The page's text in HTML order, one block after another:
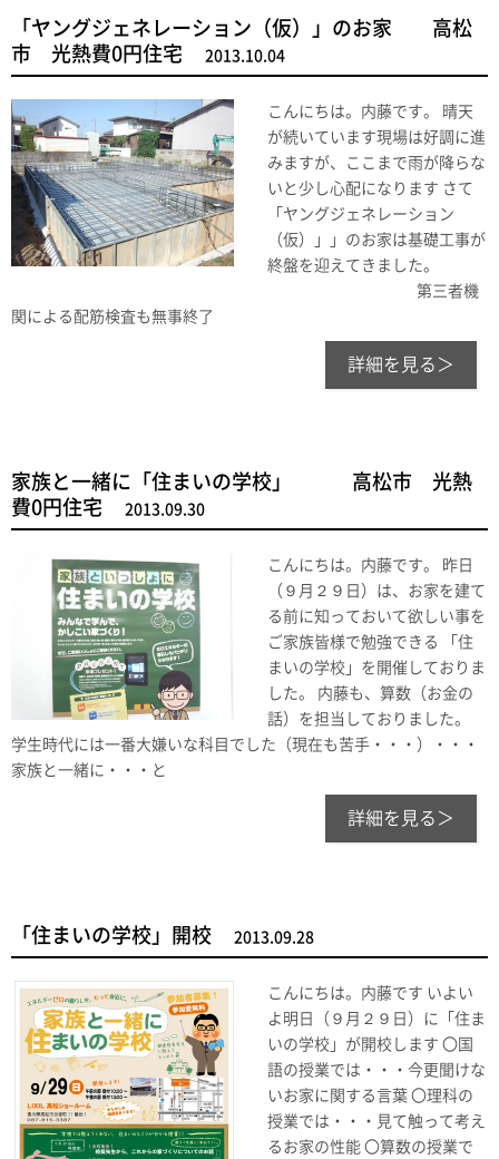
「ヤングジェネレーション（仮）」のお家 高松
市 光熱費0円住宅
2013.10.04
こんにちは。内藤です。 晴天
が続いています現場は好調に進
みますが、ここまで雨が降らな
いと少し心配になります さて
「ヤングジェネレーション
（仮）」」のお家は基礎工事が
終盤を迎えてきました。
第三者機
関による配筋検査も無事終了
詳細を見る＞
家族と一緒に「住まいの学校」 高松市 光熱
費0円住宅
2013.09.30
こんにちは。内藤です。 昨日
（９月２９日）は、お家を建て
る前に知っておいて欲しい事を
ご家族皆様で勉強できる 「住
まいの学校」を開催しておりま
した。 内藤も、算数（お金の
話）を担当しておりました。
学生時代には一番大嫌いな科目でした（現在も苦手・・・）・・・
家族と一緒に・・・と
詳細を見る＞
「住まいの学校」開校 2013.09.28
こんにちは。内藤です いよい
よ明日（９月２９日）に「住ま
いの学校」が開校します 〇国
語の授業では・・・今更聞けな
いお家に関する言葉 〇理科の
授業では・・・見て触って考え
るお家の性能 〇算数の授業で